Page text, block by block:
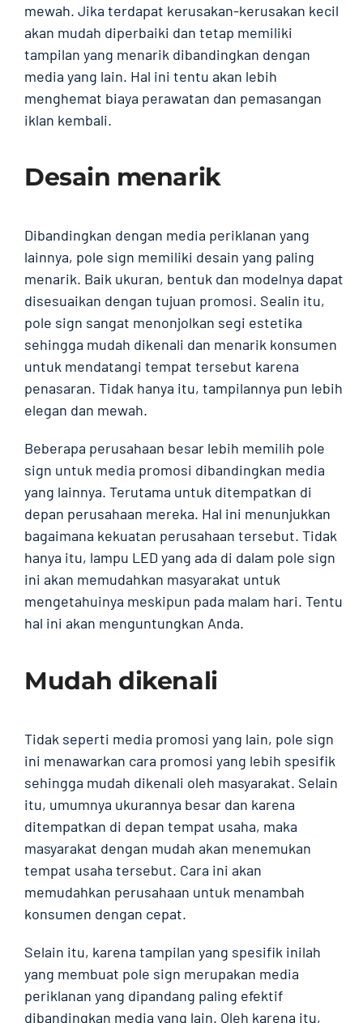
mewah. Jika terdapat kerusakan-kerusakan kecil
akan mudah diperbaiki dan tetap memiliki
tampilan yang menarik dibandingkan dengan
media yang lain. Hal ini tentu akan lebih
menghemat biaya perawatan dan pemasangan
iklan kembali.
Desain menarik
Dibandingkan dengan media periklanan yang
lainnya, pole sign memiliki desain yang paling
menarik. Baik ukuran, bentuk dan modelnya dapat
disesuaikan dengan tujuan promosi. Sealin itu,
pole sign sangat menonjolkan segi estetika
sehingga mudah dikenali dan menarik konsumen
untuk mendatangi tempat tersebut karena
penasaran. Tidak hanya itu, tampilannya pun lebih
elegan dan mewah.
Beberapa perusahaan besar lebih memilih pole
sign untuk media promosi dibandingkan media
yang lainnya. Terutama untuk ditempatkan di
depan perusahaan mereka. Hal ini menunjukkan
bagaimana kekuatan perusahaan tersebut. Tidak
hanya itu, lampu LED yang ada di dalam pole sign
ini akan memudahkan masyarakat untuk
mengetahuinya meskipun pada malam hari. Tentu
hal ini akan menguntungkan Anda.
Mudah dikenali
Tidak seperti media promosi yang lain, pole sign
ini menawarkan cara promosi yang lebih spesifik
sehingga mudah dikenali oleh masyarakat. Selain
itu, umumnya ukurannya besar dan karena
ditempatkan di depan tempat usaha, maka
masyarakat dengan mudah akan menemukan
tempat usaha tersebut. Cara ini akan
memudahkan perusahaan untuk menambah
konsumen dengan cepat.
Selain itu, karena tampilan yang spesifik inilah
yang membuat pole sign merupakan media
periklanan yang dipandang paling efektif
dibandingkan media yang lain. Oleh karena itu,